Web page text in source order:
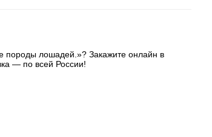
породы лошадей.»? Закажите онлайн в
— по всей России!